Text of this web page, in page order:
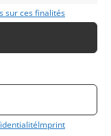
sur ces finalités
Imprint